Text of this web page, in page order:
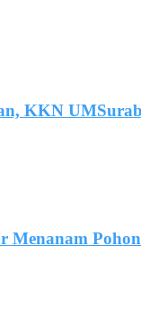
KKN
Menanam